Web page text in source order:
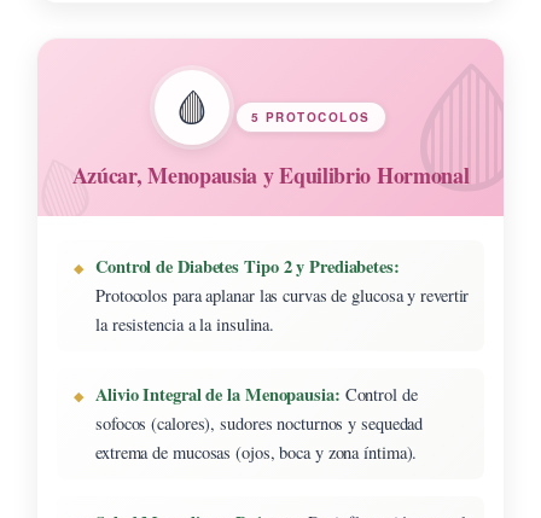
🩸 5 PROTOCOLOS
Azúcar, Menopausia y Equilibrio Hormonal
Control de Diabetes Tipo 2 y Prediabetes:
Protocolos para aplanar las curvas de glucosa y revertir
la resistencia a la insulina.
Alivio Integral de la Menopausia: Control de
sofocos (calores), sudores nocturnos y sequedad
extrema de mucosas (ojos, boca y zona íntima).